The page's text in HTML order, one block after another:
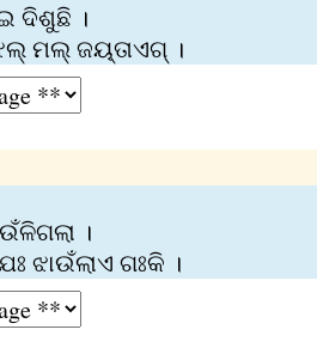
ଦିଶୁଛି ।
ମଲ୍‍ ଜୟ୍‌ତାଏଗ୍‍ ।
।
ଝାଉଁଲାଏ ଗଃକି ।